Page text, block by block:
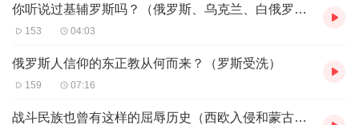
你听说过基辅罗斯吗？（俄罗斯、乌克兰、白俄罗斯早期历史）
153 04:03
俄罗斯人信仰的东正教从何而来？（罗斯受洗）
159 07:16
战斗民族也曾有这样的屈辱历史（西欧入侵和蒙古统治）